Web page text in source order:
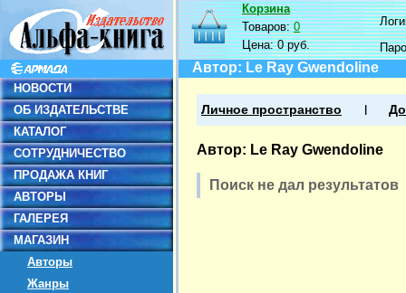
НОВОСТИ
ОБ ИЗДАТЕЛЬСТВЕ
КАТАЛОГ
СОТРУДНИЧЕСТВО
ПРОДАЖА КНИГ
АВТОРЫ
ГАЛЕРЕЯ
МАГАЗИН
Авторы
Жанры
Корзина
Товаров:0
Цена:0 руб.
Автор: Le Ray Gwendoline
Личное пространство
Автор: Le Ray Gwendoline
Поиск не дал результатов